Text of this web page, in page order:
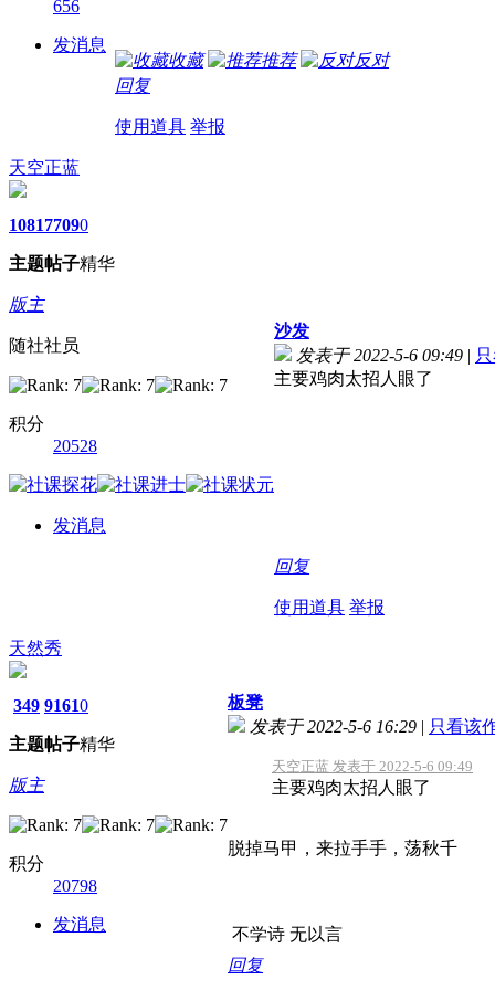
656
发消息
收藏
推荐
反对
回复
使用道具 举报
天空正蓝
1081
主题
7709
帖子
0
精华
版主
随社社员
积分
20528
发消息
沙发
发表于 2022-5-6 09:49 |
主要鸡肉太招人眼了
回复
使用道具 举报
天然秀
349
主题
9161
帖子
0
精华
版主
积分
20798
发消息
板凳
发表于 2022-5-6 16:29 | 只看该
天空正蓝 发表于 2022-5-6 09:49
主要鸡肉太招人眼了
脱掉马甲，来拉手手，荡秋千
不学诗 无以言
回复